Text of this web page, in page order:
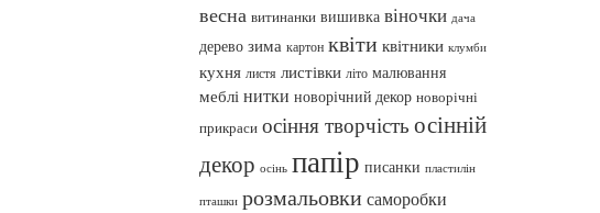
весна витинанки вишивка віночки дача
дерево зима картон квіти квітники клумби
кухня листя листівки літо малювання
меблі нитки новорічний декор новорічні
прикраси осіння творчість осінній
декор осінь папір писанки пластилін
пташки розмальовки саморобки